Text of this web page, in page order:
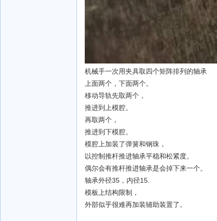
机械手一次用夹具取四个矩阵排列的轴承
上面两个，下面两个。
移动导轨先取两个，
推进到上模腔。
再取两个，
推进到下模腔。
模腔上加装了弹簧和钢珠，
以控制推杆推进轴承平稳和松紧度。
偶尔会有推杆推进轴承是会掉下来一个。
轴承外径35，内径15.
模板上结构限制，
外部似乎很难再加装辅助装置了。